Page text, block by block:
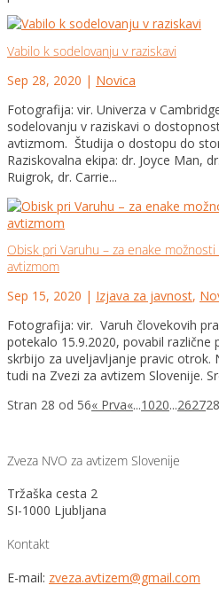
Vabilo k sodelovanju v raziskavi
Sep 28, 2020 | Novica
Fotografija: vir. Univerza v
sodelovanju v raziskavi o
avtizmom. Študija o dostopu do
Raziskovalna ekipa: dr. Joyce Man,
Ruigrok, dr. Carrie...
Obisk pri Varuhu – za enake
avtizmom
Sep 15, 2020 | Izjava za javnost,
Fotografija: vir. Varuh človekovih
potekalo 15.9.2020, povabil različne
skrbijo za uveljavljanje pravic otrok.
tudi na Zvezi za avtizem Slovenije.
Stran 28 od 56« Prva«...1020...262728
Zveza NVO za avtizem Slovenije
Tržaška cesta 2
SI-1000 Ljubljana
Kontakt
E-mail: zveza.avtizem@gmail.com